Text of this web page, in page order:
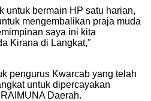
untuk bermain HP satu harian,
mengembalikan praja muda
saya ini kita
Kirana di Langkat,"
pengurus Kwarcab yang telah
untuk dipercayakan
Daerah.